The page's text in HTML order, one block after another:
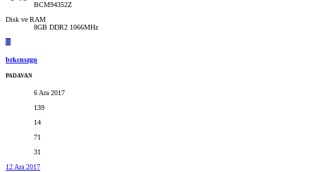
BCM94352Z
Disk ve RAM
8GB DDR2 1066MHz
B
brkcnszgn
PADAVAN
6 Ara 2017
139
14
71
31
12 Ara 2017